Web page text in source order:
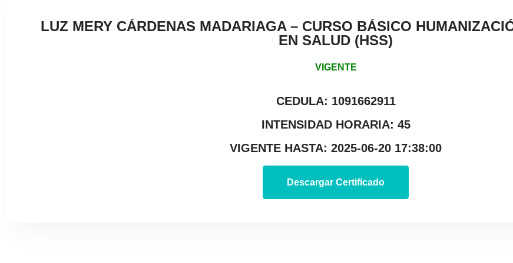
LUZ MERY CÁRDENAS MADARIAGA – CURSO BÁSICO
EN SALUD (HSS)
VIGENTE
CEDULA: 1091662911
INTENSIDAD HORARIA: 45
VIGENTE HASTA: 2025-06-20 17:38:00
Descargar Certificado